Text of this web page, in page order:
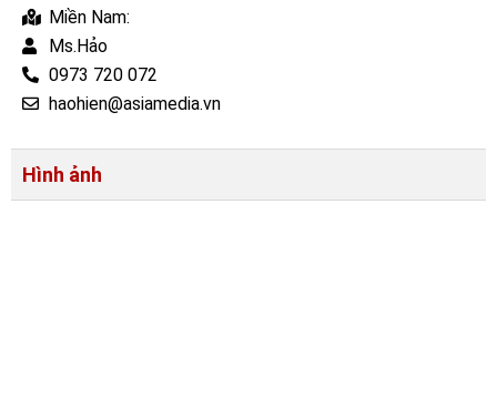
Miền Nam:
Ms.Hảo
0973 720 072
haohien@asiamedia.vn
Hình ảnh